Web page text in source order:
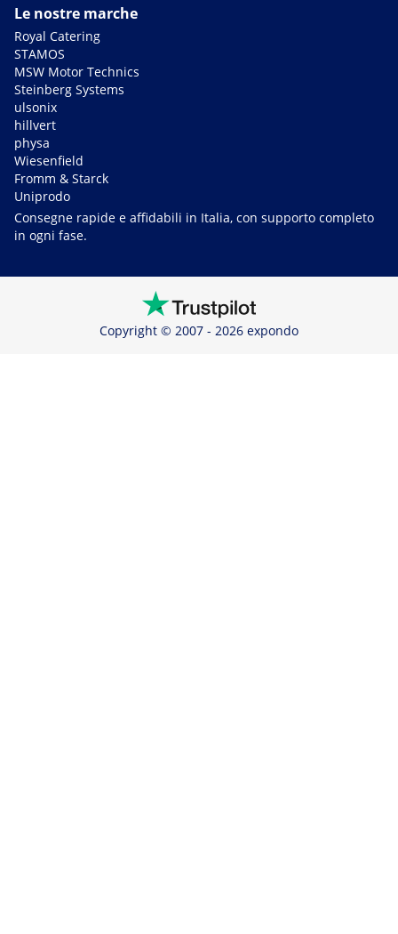
Le nostre marche
Royal Catering
STAMOS
MSW Motor Technics
Steinberg Systems
ulsonix
hillvert
physa
Wiesenfield
Fromm & Starck
Uniprodo
Consegne rapide e affidabili in Italia, con supporto completo
in ogni fase.
Copyright © 2007 - 2026 expondo